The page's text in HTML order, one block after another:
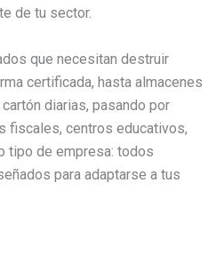
de tu sector.
que necesitan destruir
certificada, hasta almacenes
diarias, pasando por
fiscales, centros educativos,
tipo de empresa: todos
para adaptarse a tus